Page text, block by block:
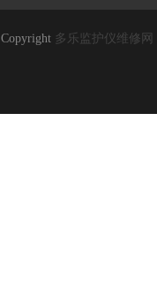
Copyright 多乐监护仪维修网